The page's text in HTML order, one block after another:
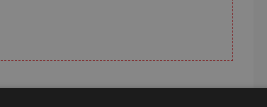
τα μέλη της Πυροσβεστικής